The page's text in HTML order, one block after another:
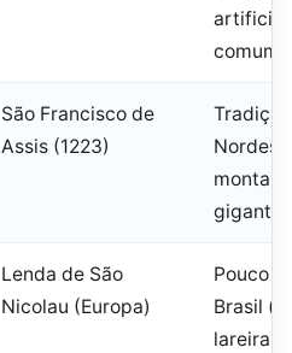
artificial
comum
São Francisco de
Assis (1223)
Lenda de São
Nicolau (Europa)
Pouco
Brasil
lareiras